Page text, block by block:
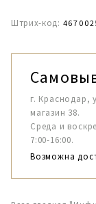
Штрих-код:
г. Краснодар,
магазин 38.
Среда и
7:00-16:00.
Возможна